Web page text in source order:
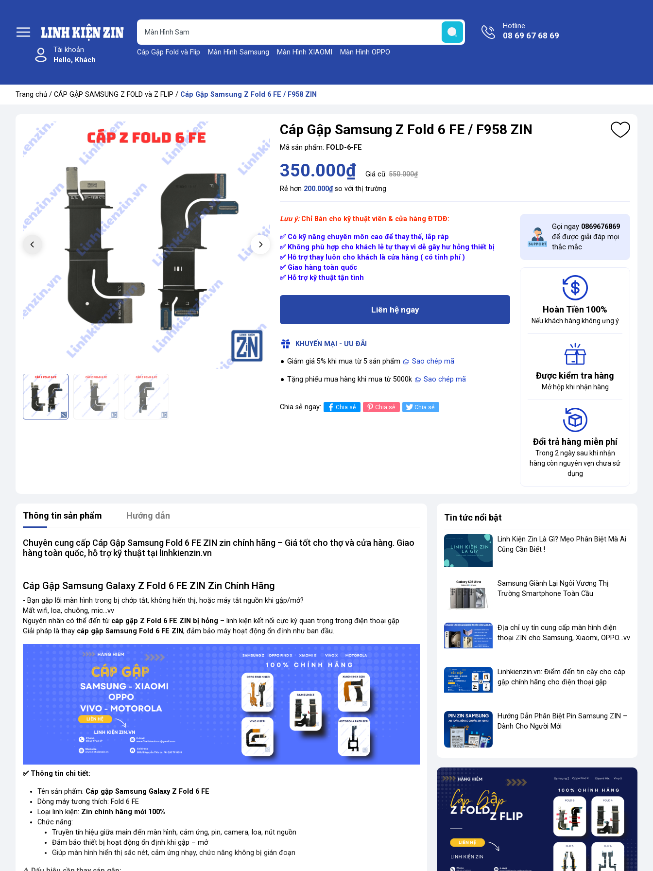
Cáp Gập Fold và Flip Màn Hình Samsung Màn Hình XIAOMI Màn Hình OPPO
Hotline
08 69 67 68 69
Tài khoản
Hello, Khách
Trang chủ / CÁP GẬP SAMSUNG Z FOLD và Z FLIP / Cáp Gập Samsung Z Fold 6 FE / F958 ZIN
Cáp Gập Samsung Z Fold 6 FE / F958 ZIN
Mã sản phẩm: FOLD-6-FE
350.000₫ Giá cũ:550.000₫
Rẻ hơn 200.000₫so với thị trường
Lưu ý: Chỉ Bán cho kỹ thuật viên & cửa hàng ĐTDĐ:
✅ Có kỹ năng chuyên môn cao để thay thế, lắp ráp
✅ Không phù hợp cho khách lẻ tự thay vì dễ gây hư hỏng thiết bị
✅ Hỗ trợ thay luôn cho khách là cửa hàng ( có tính phí )
✅ Giao hàng toàn quốc
✅ Hỗ trợ kỹ thuật tận tình
Liên hệ ngay
KHUYẾN MẠI - ƯU ĐÃI
Giảm giá 5% khi mua từ 5 sản phẩm Sao chép mã
Tặng phiếu mua hàng khi mua từ 5000k Sao chép mã
Chia sẻ ngay: Chia sẻ Chia sẻ Chia sẻ
Gọi ngay 0869676869
để được giải đáp mọi
thắc mắc
Hoàn Tiền 100%
Nếu khách hàng không ưng ý
Được kiểm tra hàng
Mở hộp khi nhận hàng
Đổi trả hàng miễn phí
Trong 2 ngày sau khi nhận
hàng còn nguyên vẹn chưa sử
dụng
Thông tin sản phẩm Hướng dẫn
Chuyên cung cấp Cáp Gập Samsung Fold 6 FE ZIN zin chính hãng – Giá tốt cho thợ và cửa hàng. Giao
hàng toàn quốc, hỗ trợ kỹ thuật tại linhkienzin.vn
Cáp Gập Samsung Galaxy Z Fold 6 FE ZIN Zin Chính Hãng
- Bạn gặp lỗi màn hình trong bị chớp tắt, không hiển thị, hoặc máy tắt nguồn khi gập/mở?
Mất wifi, loa, chuông, mic...vv
Nguyên nhân có thể đến từ cáp gập Z Fold 6 FE ZIN bị hỏng – linh kiện kết nối cực kỳ quan trọng trong điện thoại gập
Giải pháp là thay cáp gập Samsung Fold 6 FE ZIN, đảm bảo máy hoạt động ổn định như ban đầu.
✅ Thông tin chi tiết:
Tên sản phẩm: Cáp gập Samsung Galaxy Z Fold 6 FE
Dòng máy tương thích: Fold 6 FE
Loại linh kiện: Zin chính hãng mới 100%
Chức năng:
Truyền tín hiệu giữa main đến màn hình, cảm ứng, pin, camera, loa, nút nguồn
Đảm bảo thiết bị hoạt động ổn định khi gập – mở
Giúp màn hình hiển thị sắc nét, cảm ứng nhạy, chức năng không bị gián đoạn
Tin tức nổi bật
Linh Kiện Zin Là Gì? Mẹo Phân Biệt Mà Ai
Cũng Cần Biết !
​Samsung Giành Lại Ngôi Vương Thị
Trường Smartphone Toàn Cầu
Địa chỉ uy tín cung cấp màn hình điện
thoại ZIN cho Samsung, Xiaomi, OPPO...vv
Linhkienzin.vn: Điểm đến tin cậy cho cáp
gập chính hãng cho điện thoại gập
Hướng Dẫn Phân Biệt Pin Samsung ZIN –
Dành Cho Người Mới